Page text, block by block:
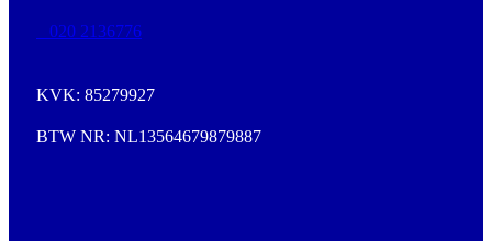
020 2136776
KVK: 85279927
BTW NR: NL13564679879887